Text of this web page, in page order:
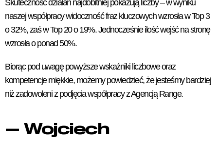
Skuteczność działań najdobitniej pokazują liczby – w wyniku
naszej współpracy widoczność fraz kluczowych wzrosła w Top 3
o 32%, zaś w Top 20 o 19%. Jednocześnie ilość wejść na stronę
wzrosła o ponad 50%.
Biorąc pod uwagę powyższe wskaźniki liczbowe oraz
kompetencje miękkie, możemy powiedzieć, że jesteśmy bardziej
niż zadowoleni z podjęcia współpracy z Agencją Range.
— Wojciech